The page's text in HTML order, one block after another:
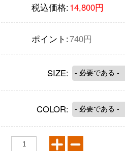
税込価格:14,800円
ポイント:740円
SIZE:
COLOR: